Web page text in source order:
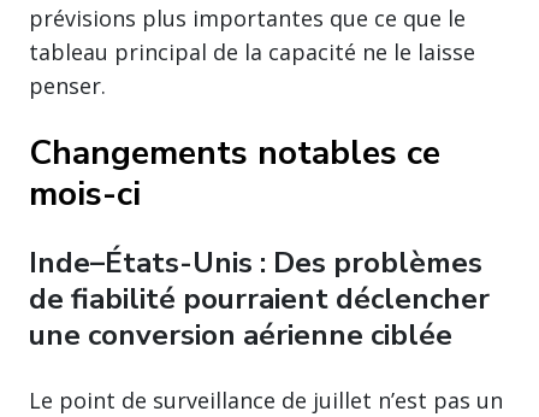
prévisions plus importantes que ce que le
tableau principal de la capacité ne le laisse
penser.
Changements notables ce
mois-ci
Inde–États-Unis : Des problèmes
de fiabilité pourraient déclencher
une conversion aérienne ciblée
Le point de surveillance de juillet n’est pas un